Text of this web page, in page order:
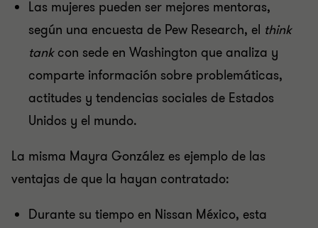
Las mujeres pueden ser mejores mentoras,
según una encuesta de Pew Research, el think
tankcon sede en Washington que analiza y
comparte información sobre problemáticas,
actitudes y tendencias sociales de Estados
Unidos y el mundo.
La misma Mayra González es ejemplo de las
ventajas de que la hayan contratado:
Durante su tiempo en Nissan México, esta